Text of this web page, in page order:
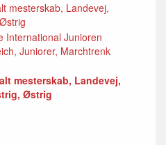
mesterskab, Landevej,
International Junioren
Juniorer, Marchtrenk
mesterskab, Landevej,
Østrig